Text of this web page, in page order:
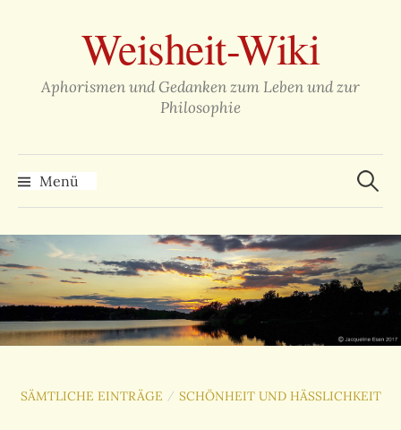
überspringenWeisheit-Wiki
Aphorismen und Gedanken zum Leben und zur
Philosophie
Menü
Suchen
nach:
SÄMTLICHE EINTRÄGE / SCHÖNHEIT UND HÄSSLICHKEIT